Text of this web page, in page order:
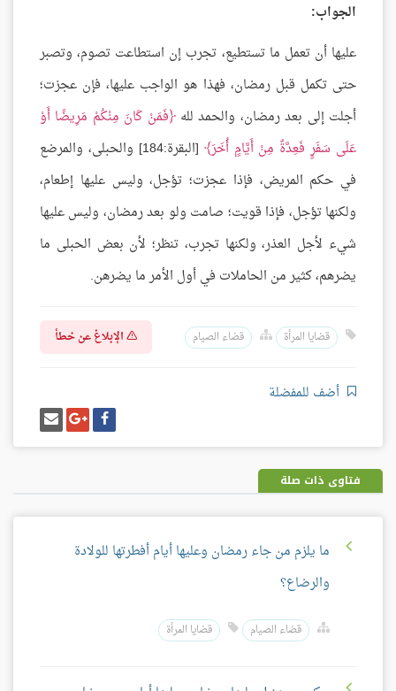
الجواب:
عليها أن تعمل ما تستطيع، تجرب إن استطاعت تصوم، وتصبر
حتى تكمل قبل رمضان، فهذا هو الواجب عليها، فإن عجزت؛
أجلت إلى بعد رمضان، والحمد لله فَمَنْ كَانَ مِنْكُمْ مَرِيضًا أَوْ
عَلَى سَفَرٍ فَعِدَّةٌ مِنْ أَيَّامٍ أُخَرَ
[البقرة:184] والحبلى، والمرضع
في حكم المريض، فإذا عجزت؛ تؤجل، وليس عليها إطعام،
ولكنها تؤجل، فإذا قويت؛ صامت ولو بعد رمضان، وليس عليها
شيء لأجل العذر، ولكنها تجرب، تنظر؛ لأن بعض الحبلى ما
يضرهم، كثير من الحاملات في أول الأمر ما يضرهن.
قضايا المرأة قضاء الصيام الإبلاغ عن خطأ
أضف للمفضلة
شارك
على
فيسبوك
شارك
على
غوغل
بلس
إرسل
إيميل
فتاوى ذات صلة
ما يلزم من جاء رمضان وعليها أيام أفطرتها للولادة
والرضاع؟
قضاء الصيام قضايا المرأة